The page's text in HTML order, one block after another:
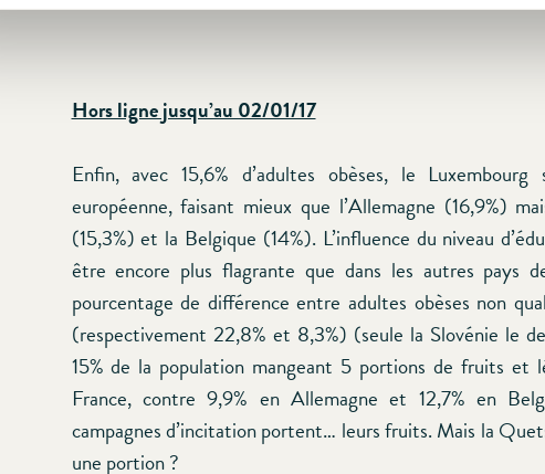
Hors ligne jusqu’au 02/01/17
Enfin, avec 15,6% d’adultes obèses, le
européenne, faisant mieux que l’Allemagne (16,9%)
(15,3%) et la Belgique (14%). L’influence du niveau
être encore plus flagrante que dans les autres pays
pourcentage de différence entre adultes obèses non
(respectivement 22,8% et 8,3%) (seule la Slovénie le
15% de la population mangeant 5 portions de fruits et
France, contre 9,9% en Allemagne et 12,7% en
campagnes d’incitation portent… leurs fruits. Mais la
une portion ?